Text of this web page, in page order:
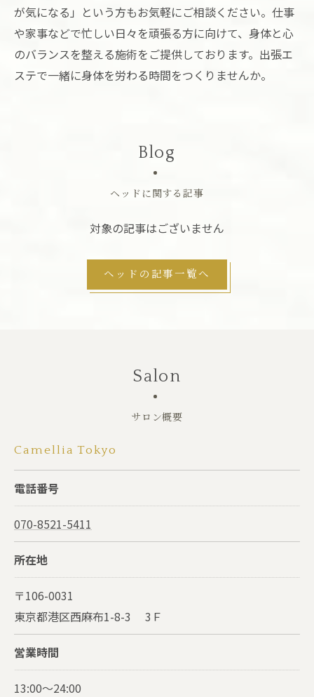
が気になる」という方もお気軽にご相談ください。仕事
や家事などで忙しい日々を頑張る方に向けて、身体と心
のバランスを整える施術をご提供しております。出張エ
ステで一緒に身体を労わる時間をつくりませんか。
Blog
ヘッドに関する記事
対象の記事はございません
ヘッドの記事一覧へ
サロン概要
Salon
Camellia Tokyo
電話番号
070-8521-5411
所在地
〒106-0031
東京都港区西麻布1-8-3 3Ｆ
営業時間
13:00～24:00